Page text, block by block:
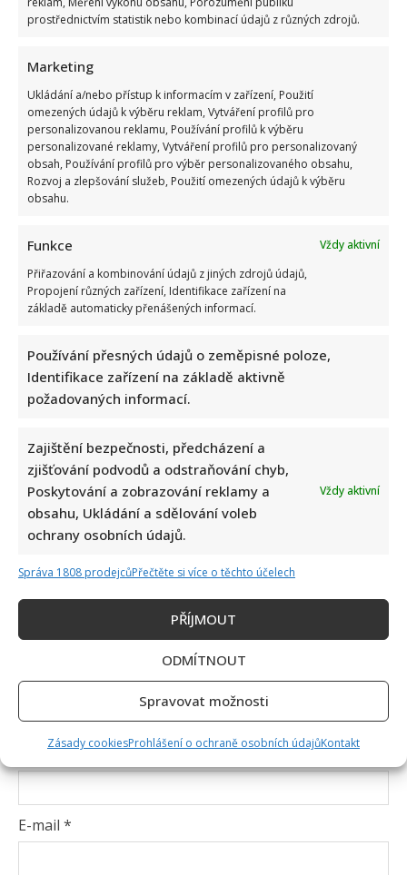
prostřednictvím statistik nebo kombinací údajů z různých zdrojů.
Marketing
Ukládání a/nebo přístup k informacím v zařízení, Použití
omezených údajů k výběru reklam, Vytváření profilů pro
personalizovanou reklamu, Používání profilů k výběru
personalizované reklamy, Vytváření profilů pro personalizovaný
obsah, Používání profilů pro výběr personalizovaného obsahu,
Rozvoj a zlepšování služeb, Použití omezených údajů k výběru
obsahu.
Funkce
Vždy aktivní
Přiřazování a kombinování údajů z jiných zdrojů údajů,
Propojení různých zařízení, Identifikace zařízení na
základě automaticky přenášených informací.
Používání přesných údajů o zeměpisné poloze,
Identifikace zařízení na základě aktivně
požadovaných informací.
Zajištění bezpečnosti, předcházení a
zjišťování podvodů a odstraňování chyb,
Poskytování a zobrazování reklamy a
obsahu, Ukládání a sdělování voleb
ochrany osobních údajů.
Vždy aktivní
Správa 1808 prodejcůPřečtěte si více o těchto účelech
PŘÍJMOUT
ODMÍTNOUT
Spravovat možnosti
Zásady cookiesProhlášení o ochraně osobních údajůKontakt
Napsat komentář
Vaše e-mailová adresa nebude zveřejněna.
Vyžadované informace jsou označeny*
Komentář*
Jméno*
E-mail *